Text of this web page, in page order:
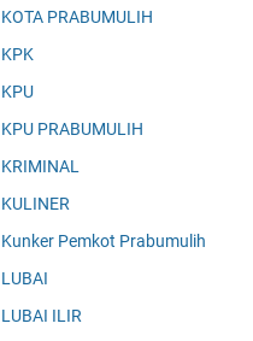
KOTA PRABUMULIH
KPK
KPU
KPU PRABUMULIH
KRIMINAL
KULINER
Kunker Pemkot Prabumulih
LUBAI
LUBAI ILIR